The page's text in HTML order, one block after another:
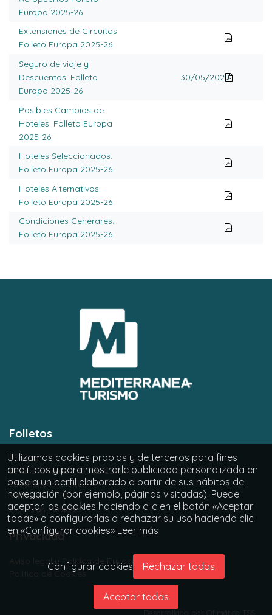
Europa 2025-26
Extensiones de Circuitos
Folleto Europa 2025-26
Seguro de viaje y
Descuentos. Folleto
Europa 2025-26
30/05/2025
Posibles Cambios de
Hoteles. Folleto Europa
2025-26
Hoteles Seleccionados.
Folleto Europa 2025-26
Hoteles Alternativos.
Folleto Europa 2025-26
Condiciones Generares.
Folleto Europa 2025-26
Folletos
Europa
Lejano Oriente y Otras Culturas
España con Clase
Minitours
Cruceros Fluviales
Privacidad
Aviso legal y Política de Privacidad
Política de Cookies
Desarrollado por Ofimática TSS
Utilizamos cookies propias y de terceros para fines
analíticos y para mostrarle publicidad personalizada en
base a un perfil elaborado a partir de sus hábitos de
navegación (por ejemplo, páginas visitadas). Puede
aceptar las cookies haciendo clic en el botón «Aceptar
todas» o configurarlas o rechazar su uso haciendo clic
en «Configurar cookies» Leer más
Configurar cookies Rechazar todas
Aceptar todas